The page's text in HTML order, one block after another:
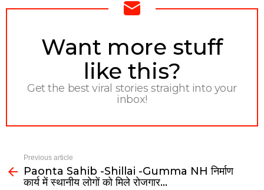
NEWSLETTER
Want more stuff
like this?
Get the best viral stories straight into your
inbox!
Previous article
Paonta Sahib -Shillai -Gumma NH निर्माण
कार्य में स्थानीय लोगों को मिले रोजगार…